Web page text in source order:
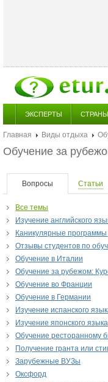
ЭКСПЕРТЫ СТРАНЫ
Главная Виды отдыха
Обучение за
Вопросы Статьи
Все темы
Изучение английского
Каникулярные
Отзывы студентов по
Обучение в Италии
Обучение за рубежом:
Обучение во Франции
Обучение в Германии
Изучение испанского
Изучение японского языка
Обучение ресторанному
Получение гранта или
Зарубежные ВУЗы
Оксфорд